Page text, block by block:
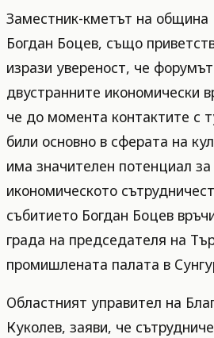
Заместник-кметът на община
Богдан Боцев, също
изрази увереност, че
двустранните икономически
че до момента контактите с
били основно в сферата на
има значителен потенциал за
икономическото
събитието Богдан Боцев
града на председателя на
промишлената палата в
Областният управител на
Куколев, заяви, че